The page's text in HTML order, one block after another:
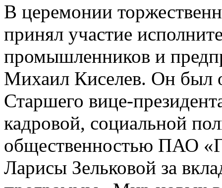
В церемонии
принял участие
промышленников и
Михаил Киселев. Он был
Старшего вице-
кадровой, социальной
общественностью ПАО
Ларисы Зельковой за